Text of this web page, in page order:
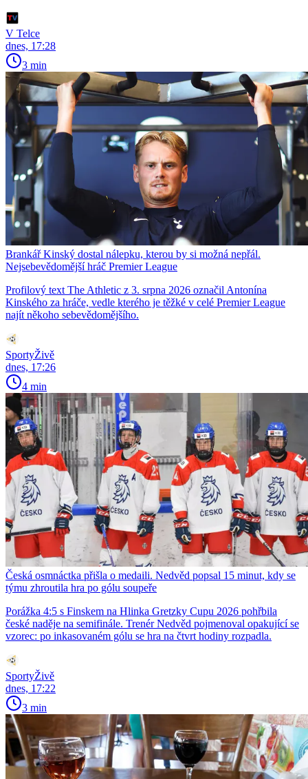
V Telce
dnes, 17:28
3 min
Brankář Kinský dostal nálepku, kterou by si možná nepřál.
Nejsebevědomější hráč Premier League
Profilový text The Athletic z 3. srpna 2026 označil Antonína
Kinského za hráče, vedle kterého je těžké v celé Premier League
najít někoho sebevědomějšího.
SportyŽivě
dnes, 17:26
4 min
Česká osmnáctka přišla o medaili. Nedvěd popsal 15 minut, kdy se
týmu zhroutila hra po gólu soupeře
Porážka 4:5 s Finskem na Hlinka Gretzky Cupu 2026 pohřbila
české naděje na semifinále. Trenér Nedvěd pojmenoval opakující se
vzorec: po inkasovaném gólu se hra na čtvrt hodiny rozpadla.
SportyŽivě
dnes, 17:22
3 min